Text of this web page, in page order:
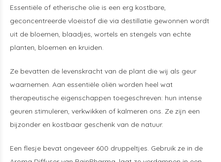
Essentiële of etherische olie is een erg kostbare,
geconcentreerde vloeistof die via destillatie gewonnen wordt
uit de bloemen, blaadjes, wortels en stengels van echte
planten, bloemen en kruiden.
Ze bevatten de levenskracht van de plant die wij als geur
waarnemen. Aan essentiële oliën worden heel wat
therapeutische eigenschappen toegeschreven: hun intense
geuren stimuleren, verkwikken of kalmeren ons. Ze zijn een
bijzonder en kostbaar geschenk van de natuur.
Een flesje bevat ongeveer 600 druppeltjes. Gebruik ze in de